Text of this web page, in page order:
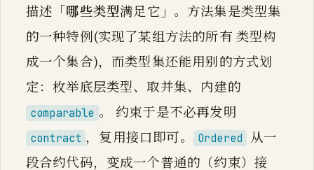
描述「哪些类型满足它」。方法集是类型集
的一种特例(实现了某组方法的所有 类型构
成一个集合)，而类型集还能用别的方式划
定：枚举底层类型、取并集、内建的
comparable 。 约束于是不必再发明
contract ，复用接口即可。 Ordered
从一
段合约代码，变成一个普通的（约束）接